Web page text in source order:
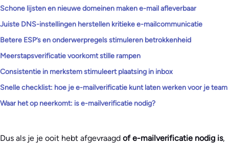
Schone lijsten en nieuwe domeinen maken e-mail afleverbaar
Juiste DNS-instellingen herstellen kritieke e-mailcommunicatie
Betere ESP’s en onderwerpregels stimuleren betrokkenheid
Meerstapsverificatie voorkomt stille rampen
Consistentie in merkstem stimuleert plaatsing in inbox
Snelle checklist: hoe je e-mailverificatie kunt laten werken voor je team
Waar het op neerkomt: is e-mailverificatie nodig?
Dus als je je ooit hebt afgevraagd of e-mailverificatie nodig is,